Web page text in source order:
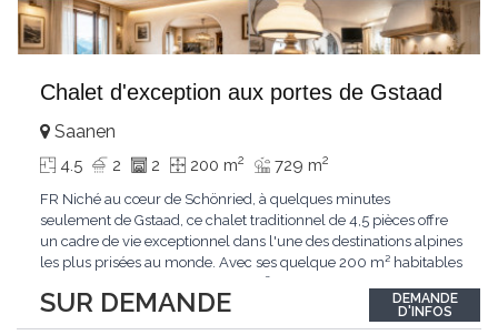
Chalet d'exception aux portes de Gstaad
SUR DEMANDE
Saanen
4.5 2 2 200 m2 729 m2
FR Niché au cœur de Schönried, à quelques minutes
seulement de Gstaad, ce chalet traditionnel de 4,5 pièces offre
un cadre de vie exceptionnel dans l'une des destinations alpines
les plus prisées au monde. Avec ses quelque 200 m² habitables
situation dominante offrant une vue dégagée sur le village de
Gstaad et les sommets...
DEMANDE
D'INFOS